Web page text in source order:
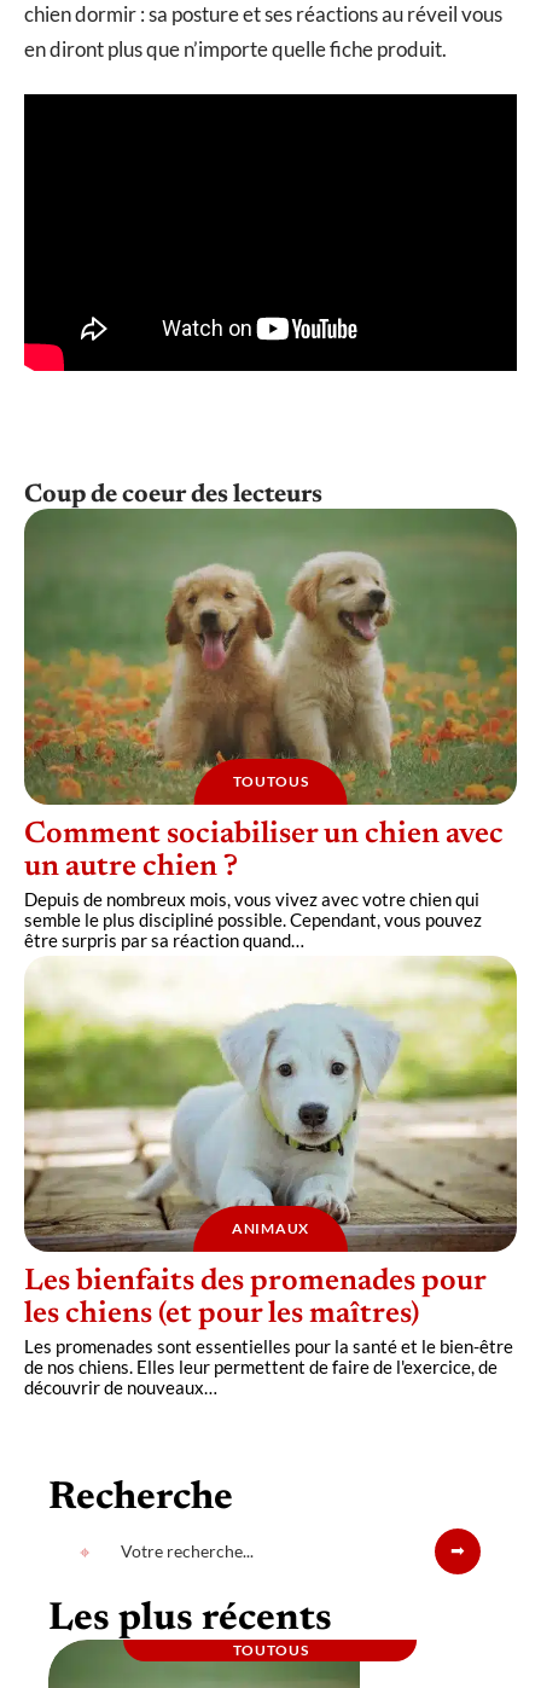
chien dormir : sa posture et ses réactions au réveil vous
en diront plus que n’importe quelle fiche produit.
Coup de coeur des lecteurs
TOUTOUS
Comment sociabiliser un chien avec
un autre chien ?
Depuis de nombreux mois, vous vivez avec votre chien qui
semble le plus discipliné possible. Cependant, vous pouvez
être surpris par sa réaction quand…
ANIMAUX
Les bienfaits des promenades pour
les chiens (et pour les maîtres)
Les promenades sont essentielles pour la santé et le bien-être
de nos chiens. Elles leur permettent de faire de l'exercice, de
découvrir de nouveaux
Recherche
Les plus récents
TOUTOUS